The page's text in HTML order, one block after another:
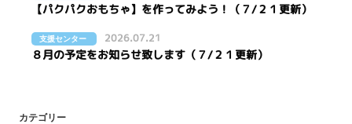
【パクパクおもちゃ】を作ってみよう！（７/２１更新）
支援センター 2026.07.21
８月の予定をお知らせ致します（７/２１更新）
カテゴリー